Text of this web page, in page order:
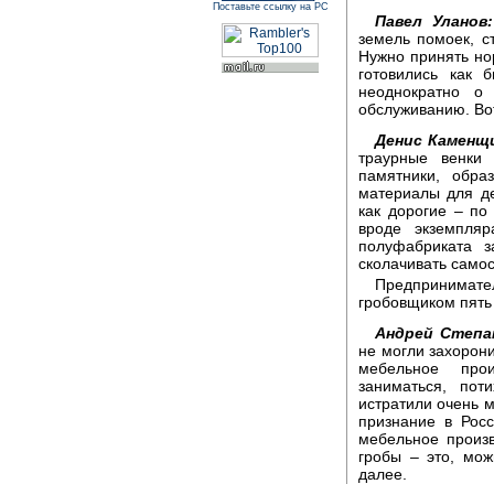
Поставьте ссылку на РС
Павел Уланов:
земель помоек,
Нужно принять
готовились
неоднократно
обслуживанию.
Денис
траурные венки
памятники,
материалы для
как дорогие –
вроде
полуфабриката
сколачивать
гробовщиком
Андрей
не могли
мебельное
заниматься,
истратили очень
признание в
мебельное
гробы – это,
далее.